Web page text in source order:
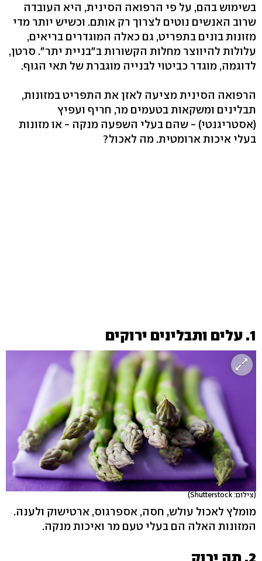
בשימוש בהם, על פי הרפואה הסינית, היא העובדה
שרוב האנשים נוטים לצרוך רק אותם. וכשיש יותר מדי
מזונות בונים בתפריט, גם כאלה המוגדרים בריאים,
עלולות להיווצר מחלות הקשורות ב"בניית יתר". סרטן,
לדוגמה, מוגדר כביטוי לבנייה מוגברת של תאי הגוף.
הרפואה הסינית מציעה לאזן את התפריט במזונות,
תבלינים ומשקאות בטעמים מר, חריף ועפיץ
(אסטריגנטי) - שהם בעלי השפעה מנקה - או מזונות
בעלי איכות ארומטית. מה לאכול?
1. עלים ותבלינים ירוקים
(צילום: Shutterstock)
מומלץ לאכול עולש, חסה, אספרגוס, ארטישוק ולענה.
המזונות האלה הם בעלי טעם מר ואיכות מנקה.
2. תה ירוק